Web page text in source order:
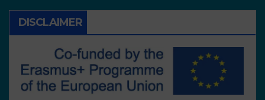
DISCLAIMER